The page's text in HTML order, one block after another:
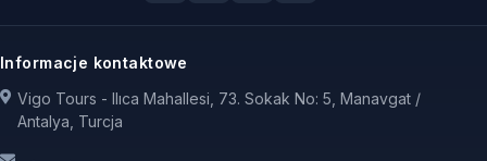
Informacje kontaktowe
Vigo Tours - Ilıca Mahallesi, 73. Sokak No: 5, Manavgat /
Antalya, Turcja